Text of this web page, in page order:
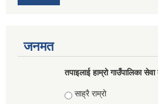
जनमत
तपाइलाई हाम्रो गाउँपालिका
Choices
साह्रै राम्रो